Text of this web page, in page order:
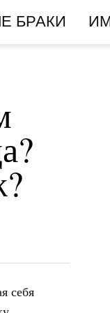
БРАКИ
себя